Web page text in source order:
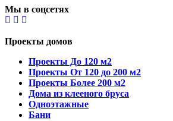
Мы в соцсетях
Проекты домов
Проекты До 120 м2
Проекты От 120 до 200 м2
Проекты Более 200 м2
Дома из клееного бруса
Одноэтажные
Бани